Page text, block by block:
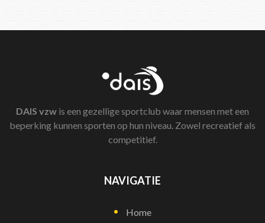
DAIS vzw is een gezellige sportclub waar mensen met een
beperking kunnen sporten op hun niveau. Zowel recreatief als
competitief.
NAVIGATIE
Home